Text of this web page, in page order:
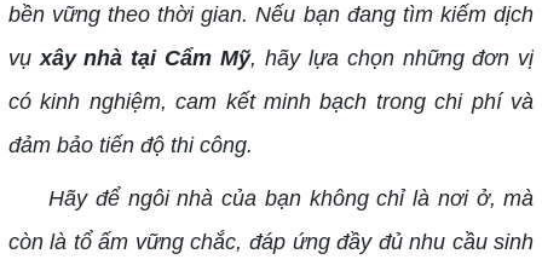
bền vững theo thời gian. Nếu bạn đang tìm kiếm dịch
vụ xây nhà tại Cẩm Mỹ, hãy lựa chọn những đơn vị
có kinh nghiệm, cam kết minh bạch trong chi phí và
đảm bảo tiến độ thi công.
Hãy để ngôi nhà của bạn không chỉ là nơi ở, mà
còn là tổ ấm vững chắc, đáp ứng đầy đủ nhu cầu sinh